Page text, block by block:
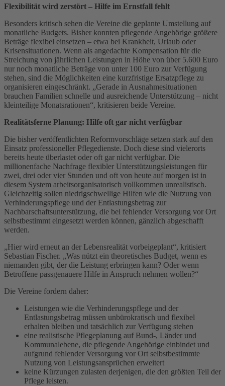
Flexibilität wird zerstört – Hilfe im Ernstfall fehlt
Besonders kritisch sehen die Vereine die geplante Umstellung auf
monatliche Budgets. Bisher konnten pflegende Angehörige größere
Beträge flexibel einsetzen – etwa bei Krankheit, Urlaub oder
Krisensituationen. Wenn als angedachte Kompensation für die
Streichung von jährlichen Leistungen in Höhe von über 5.600 Euro
nur noch monatliche Beträge von unter 100 Euro zur Verfügung
stehen, sind die Möglichkeiten eine kurzfristige Ersatzpflege zu
organisieren eingeschränkt. „Gerade in Ausnahmesituationen
brauchen Familien schnelle und ausreichende Unterstützung – nicht
kleinteilige Monatsrationen“, kritisieren beide Vereine.
Realitätsferne Planung: Hilfe oft gar nicht verfügbar
Die bisher veröffentlichten Reformvorschläge setzen stark auf den
Einsatz professioneller Pflegedienste. Doch diese sind vielerorts
bereits heute überlastet oder oft gar nicht verfügbar. Die
millionenfache Nachfrage flexibler Unterstützungsleistungen für
zwei, drei oder vier Stunden und oft von heute auf morgen ist in
diesem System arbeitsorganisatorisch vollkommen unrealistisch.
Gleichzeitig sollen niedrigschwellige Hilfen wie die Nutzung von
Verhinderungspflege und der Entlastungsbetrag zur
Nachbarschaftsunterstützung, die bei fehlender Versorgung vor Ort
selbstbestimmt eingesetzt werden können, gänzlich abgeschafft
werden.
„Hier wird erneut an der Lebensrealität vorbeigeplant“, kritisiert
Sebastian Fischer. „Was nützt ein theoretisches Budget, wenn es
niemanden gibt, der die Leistung erbringen kann? Oder wenn
Betroffene passgenauere Hilfe in Anspruch nehmen wollen?“
Die Vereine fordern daher:
Leistungen wie die Verhinderungspflege und der
Entlastungsbetrag müssen unbürokratisch und flexibel
erhalten bleiben und tatsächlich zur Verfügung stehen
eine realistische Pflegeplanung auf Bund-, Länder und
Kommunalebene, die pflegende Angehörige einbindet und
aufgrund fehlender Versorgung vor Ort selbstbestimmte
Nutzung von Leistungsansprüchen erweitert
keine Kürzungen zulasten derjenigen, die den größten Teil der
Pflege leisten.